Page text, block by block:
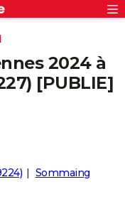
2024 à
[PUBLIE]
Sommaing